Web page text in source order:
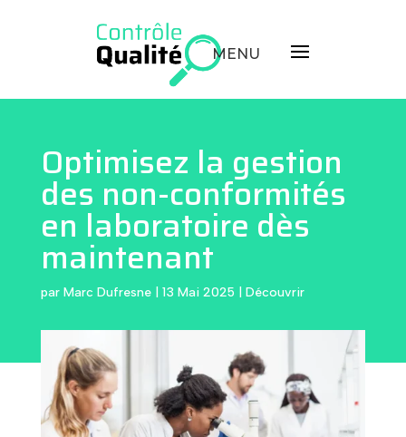
Optimisez la gestion
des non-conformités
en laboratoire dès
maintenant
par Marc Dufresne| 13 Mai 2025 Découvrir